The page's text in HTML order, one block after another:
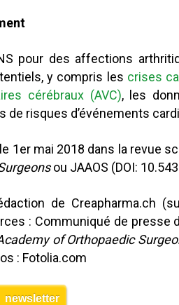
pour des affections
y compris les crises
cérébraux (AVC), les
de risques d’événements
1er mai 2018 dans la revue
ou JAAOS (DOI:
de Creapharma.ch
: Communiqué de presse
of Orthopaedic
: Fotolia.com